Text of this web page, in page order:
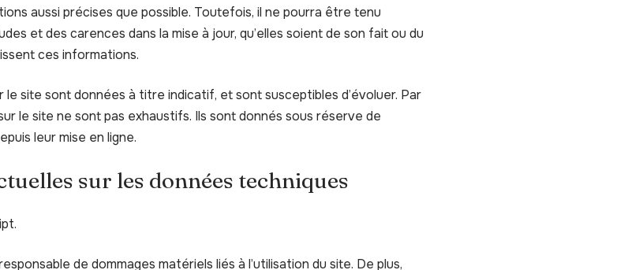
aussi précises que possible. Toutefois, il ne pourra être tenu
et des carences dans la mise à jour, qu’elles soient de son fait ou du
ces informations.
site sont données à titre indicatif, et sont susceptibles d’évoluer. Par
le site ne sont pas exhaustifs. Ils sont donnés sous réserve de
leur mise en ligne.
sur les données techniques
de dommages matériels liés à l’utilisation du site. De plus,